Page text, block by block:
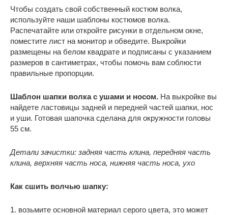
Чтобы создать свой собственный костюм волка,
используйте наши шаблоны костюмов волка.
Распечатайте или откройте рисунки в отдельном окне,
поместите лист на монитор и обведите. Выкройки
размещены на белом квадрате и подписаны с указанием
размеров в сантиметрах, чтобы помочь вам соблюсти
правильные пропорции.
Шаблон шапки волка с ушами и носом. На выкройке вы
найдете ластовицы задней и передней частей шапки, нос
и уши. Готовая шапочка сделана для окружности головы
55 см.
Детали зачистки: задняя часть клина, передняя часть
клина, верхняя часть носа, нижняя часть носа, ухо
Как сшить волчью шапку:
1. возьмите основной материал серого цвета, это может